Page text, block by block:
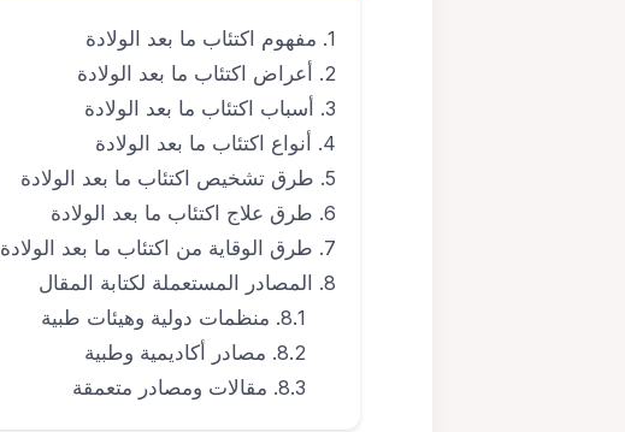
مفهوم اكتئاب ما بعد الولادة
أعراض اكتئاب ما بعد الولادة
أسباب اكتئاب ما بعد الولادة
أنواع اكتئاب ما بعد الولادة
طرق تشخيص اكتئاب ما بعد الولادة
طرق علاج اكتئاب ما بعد الولادة
طرق الوقاية من اكتئاب ما بعد الولادة
المصادر المستعملة لكتابة المقال
منظمات دولية وهيئات طبية
مصادر أكاديمية وطبية
مقالات ومصادر متعمقة